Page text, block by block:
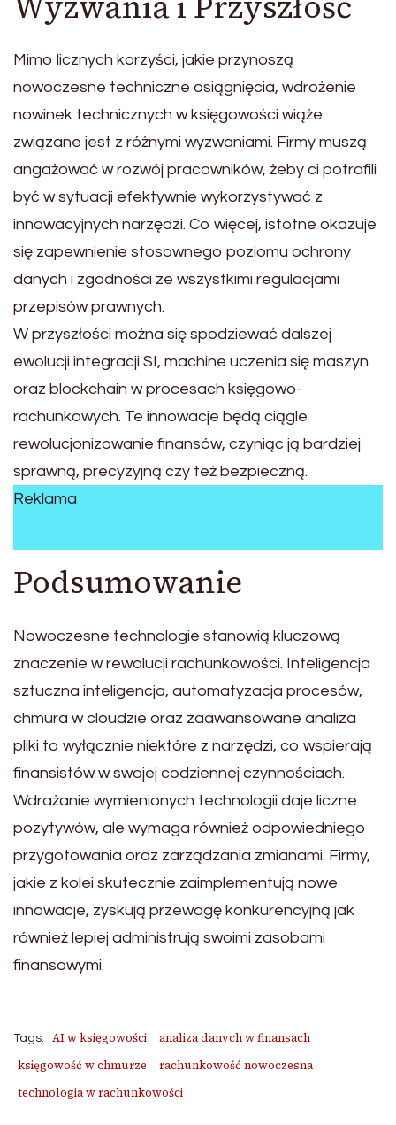
Mimo licznych korzyści, jakie przynoszą
nowoczesne techniczne osiągnięcia, wdrożenie
nowinek technicznych w księgowości wiąże
związane jest z różnymi wyzwaniami. Firmy muszą
angażować w rozwój pracowników, żeby ci potrafili
być w sytuacji efektywnie wykorzystywać z
innowacyjnych narzędzi. Co więcej, istotne okazuje
się zapewnienie stosownego poziomu ochrony
danych i zgodności ze wszystkimi regulacjami
przepisów prawnych.
W przyszłości można się spodziewać dalszej
ewolucji integracji SI, machine uczenia się maszyn
oraz blockchain w procesach księgowo-
rachunkowych. Te innowacje będą ciągle
rewolucjonizowanie finansów, czyniąc ją bardziej
sprawną, precyzyjną czy też bezpieczną.
Reklama
Podsumowanie
Nowoczesne technologie stanowią kluczową
znaczenie w rewolucji rachunkowości. Inteligencja
sztuczna inteligencja, automatyzacja procesów,
chmura w cloudzie oraz zaawansowane analiza
pliki to wyłącznie niektóre z narzędzi, co wspierają
finansistów w swojej codziennej czynnościach.
Wdrażanie wymienionych technologii daje liczne
pozytywów, ale wymaga również odpowiedniego
przygotowania oraz zarządzania zmianami. Firmy,
jakie z kolei skutecznie zaimplementują nowe
innowacje, zyskują przewagę konkurencyjną jak
również lepiej administrują swoimi zasobami
finansowymi.
Tags: AI w księgowości
analiza danych w finansach
księgowość w chmurze
rachunkowość nowoczesna
technologia w rachunkowości